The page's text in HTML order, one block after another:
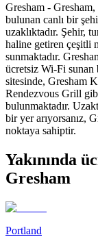
Gresham -
bulunan canlı bir
uzaklıktadır. Şehir,
haline getiren çeşitli
sunmaktadır.
ücretsiz Wi-Fi sunan
sitesinde, Gresham
Rendezvous Grill
bulunmaktadır.
bir yer arıyorsanız,
noktaya sahiptir.
Yakınında
Gresham
Portland